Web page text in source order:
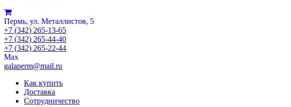
Пермь, ул. Металлистов, 5
+7 (342) 265-13-65
+7 (342) 265-44-40
+7 (342) 265-22-44
Мах
galaperm@mail.ru
Как купить
Доставка
Сотрудничество